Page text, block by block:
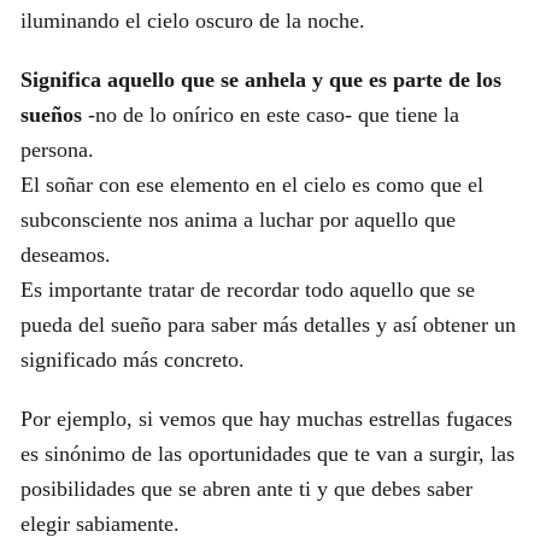
iluminando el cielo oscuro de la noche.
Significa aquello que se anhela y que es parte de los
sueños-no de lo onírico en este caso- que tiene la
persona.
El soñar con ese elemento en el cielo es como que el
subconsciente nos anima a luchar por aquello que
deseamos.
Es importante tratar de recordar todo aquello que se
pueda del sueño para saber más detalles y así obtener un
significado más concreto.
Por ejemplo, si vemos que hay muchas estrellas fugaces
es sinónimo de las oportunidades que te van a surgir, las
posibilidades que se abren ante ti y que debes saber
elegir sabiamente.